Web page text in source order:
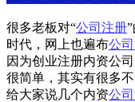
很多老板对“公司注册
时代，网上也遍布公
因为创业注册内资公
很简单，其实有很多
给大家说几个内资公